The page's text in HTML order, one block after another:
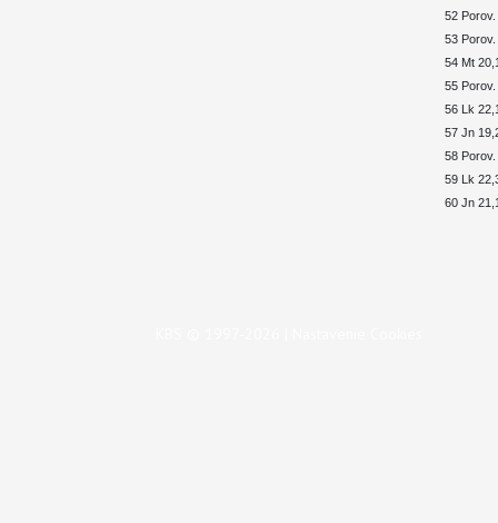
52
53
54 Mt
55
56 Lk
57 Jn
58
59 Lk
60 Jn